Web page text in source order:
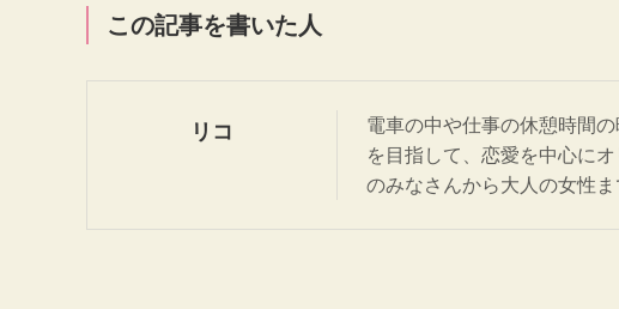
この記事を書いた人
リコ
電車の中や仕事の休憩時間
を目指して、恋愛を中心に
のみなさんから大人の女性